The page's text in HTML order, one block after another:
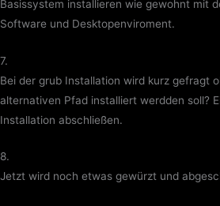
Basissystem installieren wie gewohnt mit
Software und Desktopenviroment.
7.
Bei der grub Installation wird kurz gefragt
alternativen Pfad installiert werdden soll?
Installation abschließen.
8.
Jetzt wird noch etwas gewürzt und